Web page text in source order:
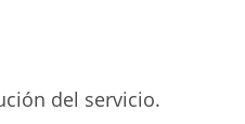
del servicio.